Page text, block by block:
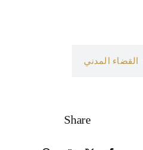
القضاء المدني
Share